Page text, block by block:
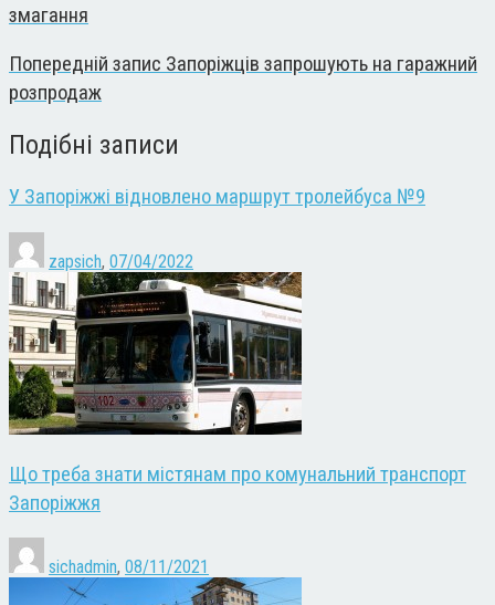
змагання
Попередній запис Запоріжців запрошують на гаражний
розпродаж
Подібні записи
У Запоріжжі відновлено маршрут тролейбуса №9
zapsich, 07/04/2022
Що треба знати містянам про комунальний транспорт
Запоріжжя
sichadmin, 08/11/2021